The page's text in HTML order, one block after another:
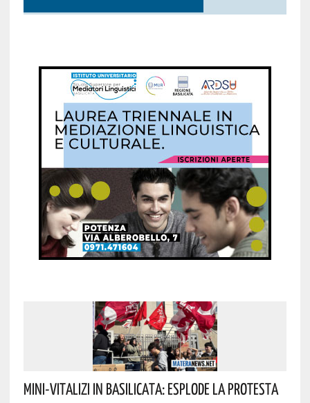
Mini-Vitalizi In Basilicata: Esplode La Protesta